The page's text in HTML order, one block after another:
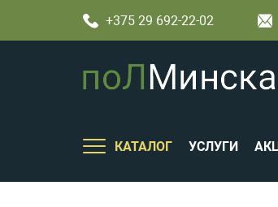
+375 29 692-22-02
КАТАЛОГ УСЛУГИ